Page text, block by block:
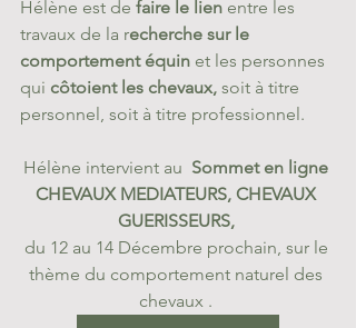
Hélène est de faire le lien entre les
travaux de la recherche sur le
comportement équin et les personnes
qui côtoient les chevaux, soit à titre
personnel, soit à titre professionnel.
Hélène intervient au Sommet en ligne
CHEVAUX MEDIATEURS, CHEVAUX
GUERISSEURS,
du 12 au 14 Décembre prochain, sur le
thème du comportement naturel des
chevaux .